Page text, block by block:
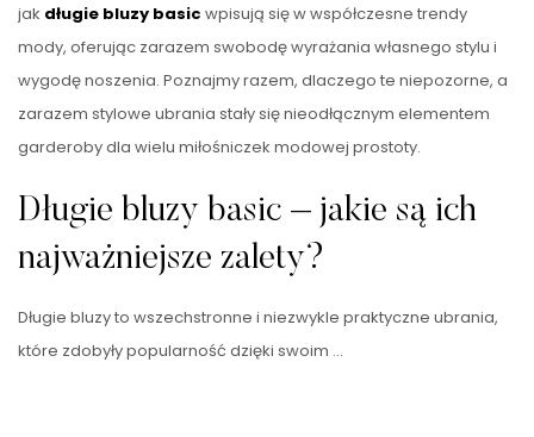
jak długie bluzy basic wpisują się w współczesne trendy
mody, oferując zarazem swobodę wyrażania własnego stylu i
wygodę noszenia. Poznajmy razem, dlaczego te niepozorne, a
zarazem stylowe ubrania stały się nieodłącznym elementem
garderoby dla wielu miłośniczek modowej prostoty.
Długie bluzy basic – jakie są ich
najważniejsze zalety?
Długie bluzy to wszechstronne i niezwykle praktyczne ubrania,
które zdobyły popularność dzięki swoim …